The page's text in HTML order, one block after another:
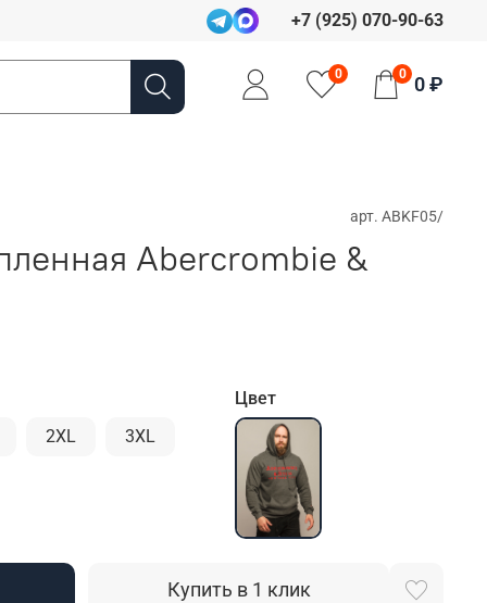
+7 (925) 070-90-63
0 0 0 ₽
арт. ABKF05/
Abercrombie &
2XL 3XL
Цвет
Купить в 1 клик